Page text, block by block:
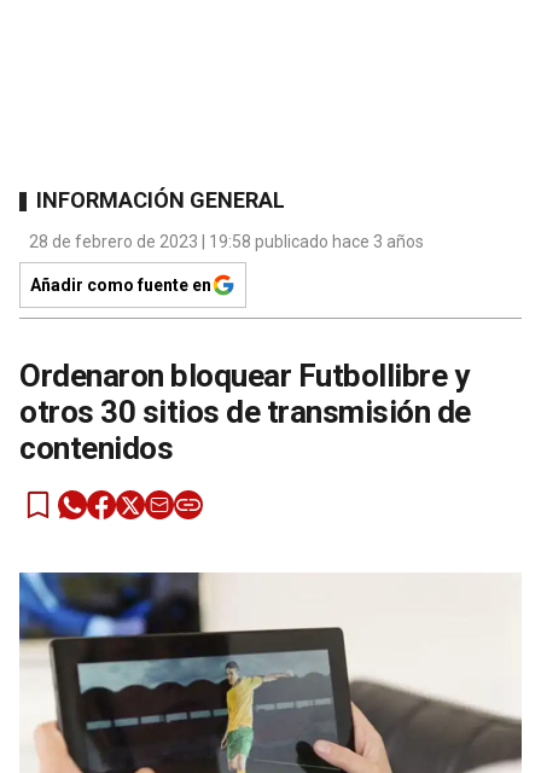
INFORMACIÓN GENERAL
28 de febrero de 2023 | 19:58 publicado hace 3 años
Añadir como fuente en
Ordenaron bloquear Futbollibre y
otros 30 sitios de transmisión de
contenidos